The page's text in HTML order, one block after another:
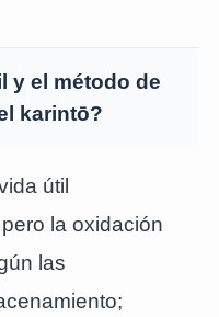
y el método de
karintō?
útil
la oxidación
las